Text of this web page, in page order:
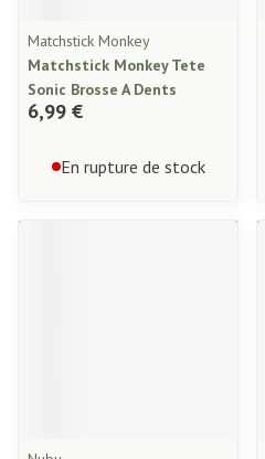
Matchstick Monkey
Matchstick Monkey Tete
Sonic Brosse A Dents
6,99 €
En rupture de stock